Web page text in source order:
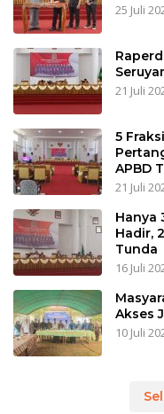
25 Juli
21 Juli
5
APBD
21 Juli
Hanya
Hadir,
Tunda
16 Juli
Akses
10 Juli